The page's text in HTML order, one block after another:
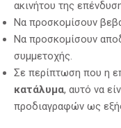
ακινήτου της
Να προσκομίσουν
Να προσκομίσουν
συμμετοχής.
Σε περίπτωση που η
κατάλυμα, αυτό να
προδιαγραφών ως